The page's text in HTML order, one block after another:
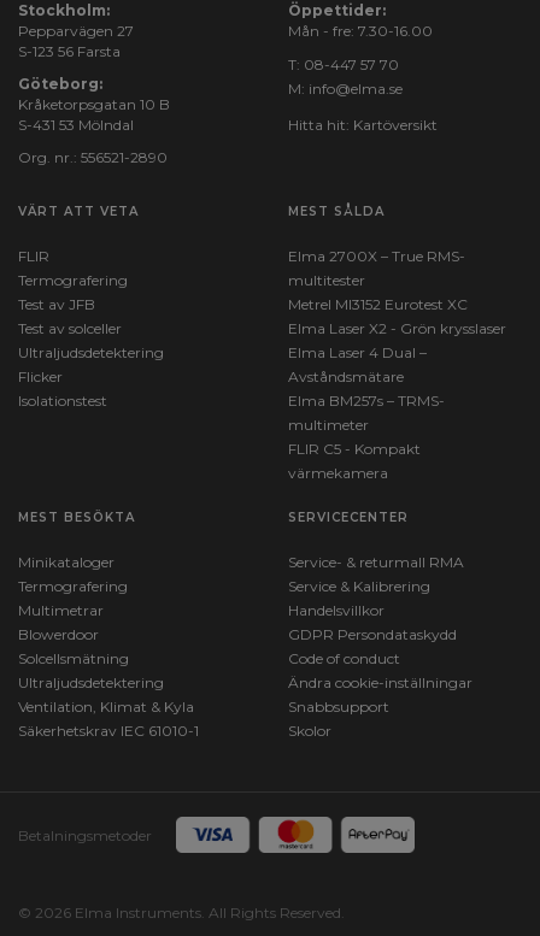
Stockholm:
Pepparvägen 27
S-123 56 Farsta
Göteborg:
Kråketorpsgatan 10 B
S-431 53 Mölndal
Org. nr.: 556521-2890
Öppettider:
Mån - fre: 7.30-16.00
T: 08-447 57 70
M: info@elma.se
Hitta hit: Kartöversikt
VÄRT ATT VETA
FLIR
Termografering
Test av JFB
Test av solceller
Ultraljudsdetektering
Flicker
Isolationstest
MEST SÅLDA
Elma 2700X – True RMS-
multitester
Metrel MI3152 Eurotest XC
Elma Laser X2 - Grön krysslaser
Elma Laser 4 Dual –
Avståndsmätare
Elma BM257s – TRMS-
multimeter
FLIR C5 - Kompakt
värmekamera
MEST BESÖKTA
Minikataloger
Termografering
Multimetrar
Blowerdoor
Solcellsmätning
Ultraljudsdetektering
Ventilation, Klimat & Kyla
Säkerhetskrav IEC 61010-1
SERVICECENTER
Service- & returmall RMA
Service & Kalibrering
Handelsvillkor
GDPR Persondataskydd
Code of conduct
Ändra cookie-inställningar
Snabbsupport
Skolor
Betalningsmetoder
© 2026 Elma Instruments. All Rights Reserved.